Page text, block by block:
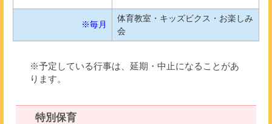
※毎月
体育教室・キッズビクス・お楽しみ
会
※予定している行事は、延期・中止になることがあ
ります。
特別保育